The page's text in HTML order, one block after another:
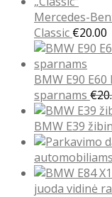
Mercedes-
Classic €20.00
BMW E90
sparnams €
BMW E39
automobiliams
juoda vidinė